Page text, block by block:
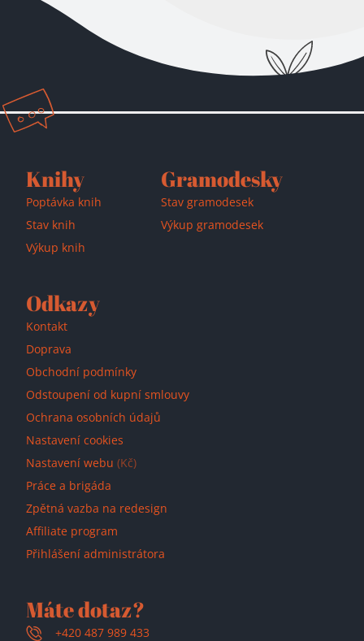
Přidáno do košíku!
Knihy
Poptávka knih
Stav knih
Výkup knih
Gramodesky
Stav gramodesek
Výkup gramodesek
Odkazy
Kontakt
Doprava
Obchodní podmínky
Odstoupení od kupní smlouvy
Ochrana osobních údajů
Nastavení cookies
Nastavení webu (Kč)
Práce a brigáda
Zpětná vazba na redesign
Affiliate program
Přihlášení administrátora
Máte dotaz?
+420 487 989 433